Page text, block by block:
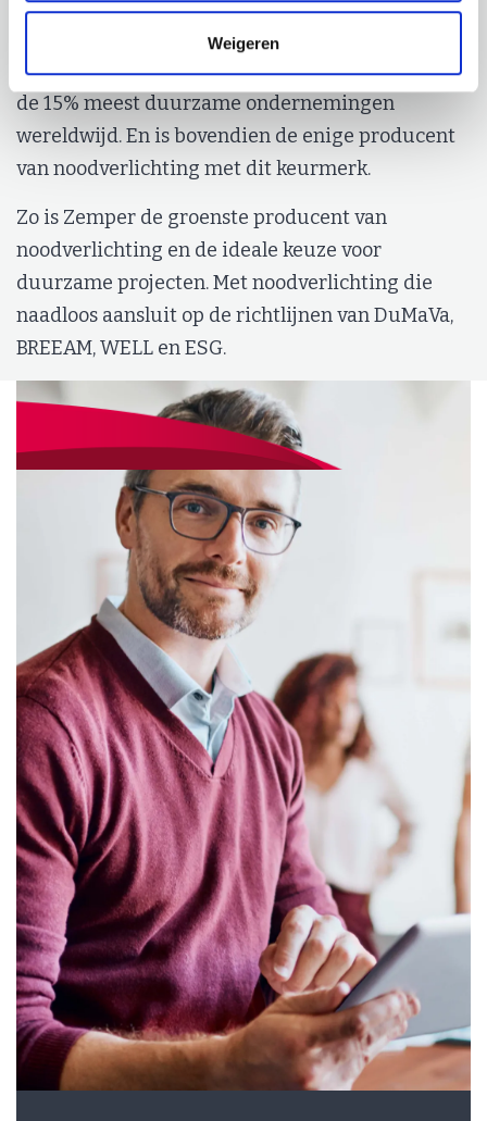
Weigeren
Deze inzet blijft niet onopgemerkt: Zemper heeft
het EcoVadis Silver-label en behoort daarmee tot
de 15% meest duurzame ondernemingen
wereldwijd. En is bovendien de enige producent
van noodverlichting met dit keurmerk.
Zo is Zemper de groenste producent van
noodverlichting en de ideale keuze voor
duurzame projecten. Met noodverlichting die
naadloos aansluit op de richtlijnen van DuMaVa,
BREEAM, WELL en ESG.